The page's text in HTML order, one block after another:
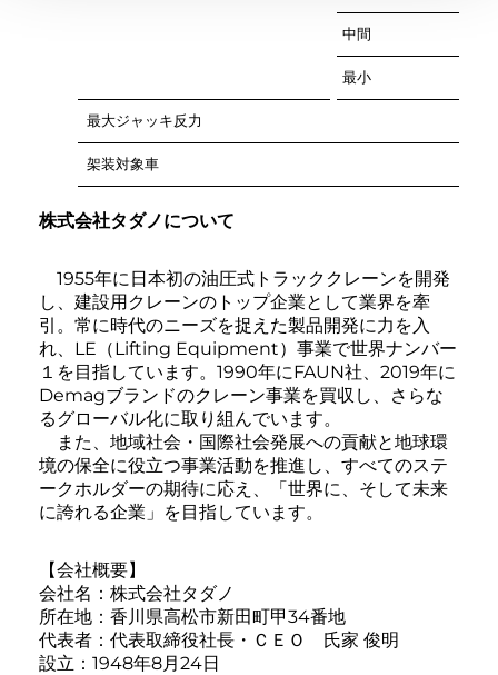
中間
最小
最大ジャッキ反力
架装対象車
株式会社タダノについて
1955年に日本初の油圧式トラッククレーンを開発
し、建設用クレーンのトップ企業として業界を牽
引。常に時代のニーズを捉えた製品開発に力を入
れ、LE（Lifting Equipment）事業で世界ナンバー
１を目指しています。1990年にFAUN社、2019年に
Demagブランドのクレーン事業を買収し、さらな
るグローバル化に取り組んでいます。
また、地域社会・国際社会発展への貢献と地球環
境の保全に役立つ事業活動を推進し、すべてのステ
ークホルダーの期待に応え、「世界に、そして未来
に誇れる企業」を目指しています。
【会社概要】
会社名：株式会社タダノ
所在地：香川県高松市新田町甲34番地
代表者：代表取締役社長・ＣＥＯ 氏家 俊明
設立：1948年8月24日